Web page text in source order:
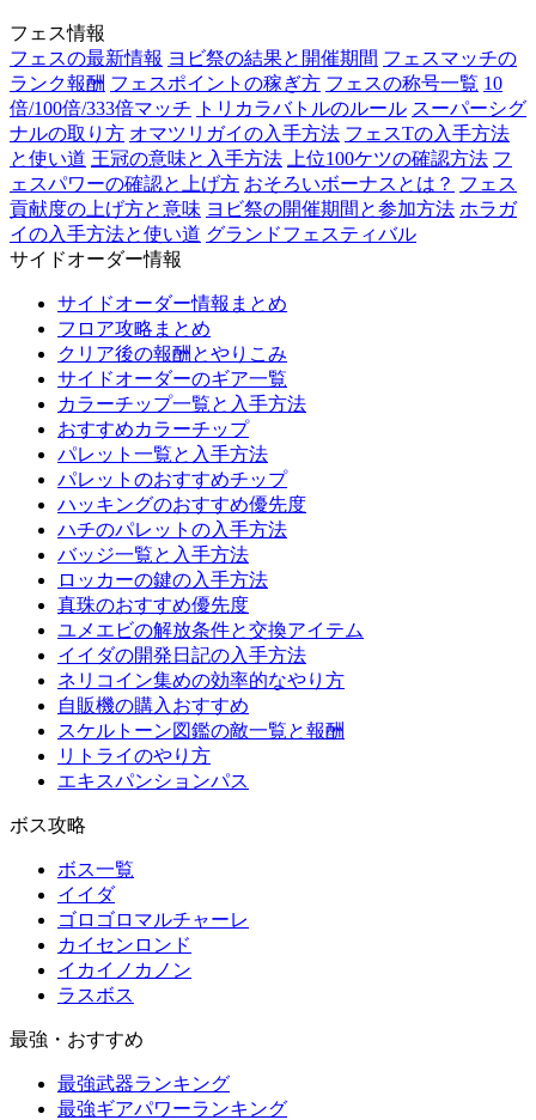
フェス情報
フェスの最新情報 ヨビ祭の結果と開催期間 フェスマッチの
ランク報酬 フェスポイントの稼ぎ方 フェスの称号一覧 10
倍/100倍/333倍マッチ
トリカラバトルのルール スーパーシグ
ナルの取り方 オマツリガイの入手方法 フェスTの入手方法
と使い道 王冠の意味と入手方法 上位100ケツの確認方法 フ
ェスパワーの確認と上げ方 おそろいボーナスとは？ フェス
貢献度の上げ方と意味 ヨビ祭の開催期間と参加方法 ホラガ
イの入手方法と使い道 グランドフェスティバル
サイドオーダー情報
サイドオーダー情報まとめ
フロア攻略まとめ
クリア後の報酬とやりこみ
サイドオーダーのギア一覧
カラーチップ一覧と入手方法
おすすめカラーチップ
パレット一覧と入手方法
パレットのおすすめチップ
ハッキングのおすすめ優先度
ハチのパレットの入手方法
バッジ一覧と入手方法
ロッカーの鍵の入手方法
真珠のおすすめ優先度
ユメエビの解放条件と交換アイテム
イイダの開発日記の入手方法
ネリコイン集めの効率的なやり方
自販機の購入おすすめ
スケルトーン図鑑の敵一覧と報酬
リトライのやり方
エキスパンションパス
ボス攻略
ボス一覧
イイダ
ゴロゴロマルチャーレ
カイセンロンド
イカイノカノン
ラスボス
最強・おすすめ
最強武器ランキング
最強ギアパワーランキング